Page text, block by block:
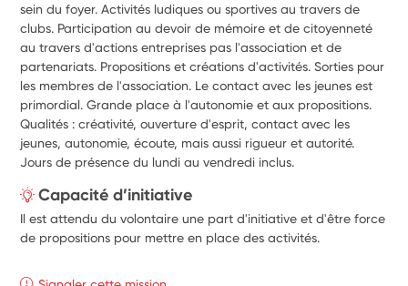
sein du foyer. Activités ludiques ou sportives au travers de
clubs. Participation au devoir de mémoire et de citoyenneté
au travers d'actions entreprises pas l'association et de
partenariats. Propositions et créations d'activités. Sorties pour
les membres de l'association. Le contact avec les jeunes est
primordial. Grande place à l'autonomie et aux propositions.
Qualités : créativité, ouverture d'esprit, contact avec les
jeunes, autonomie, écoute, mais aussi rigueur et autorité.
Jours de présence du lundi au vendredi inclus.
Capacité d’initiative
Il est attendu du volontaire une part d'initiative et d'être force
de propositions pour mettre en place des activités.